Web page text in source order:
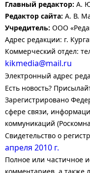
Главный редактор: А.
Редактор сайта: А. В.
Учредитель: ООО
Адрес редакции: г.
Коммерческий отдел:
kikmedia@mail.ru
Электронный адрес
Есть новость?
Зарегистрировано
сфере связи,
коммуникаций
Свидетельство о
апреля 2010 г.
Полное или частичное